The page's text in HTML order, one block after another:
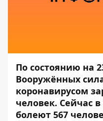
По состоянию на
Вооружённых
коронавирусом
человек. Сейчас
болеют 567